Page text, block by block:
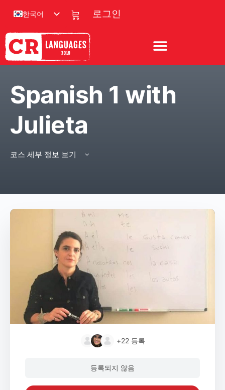
로그인
한국어
Spanish 1 with
Julieta
코스 세부 정보 보기
+22 등록
등록되지 않음